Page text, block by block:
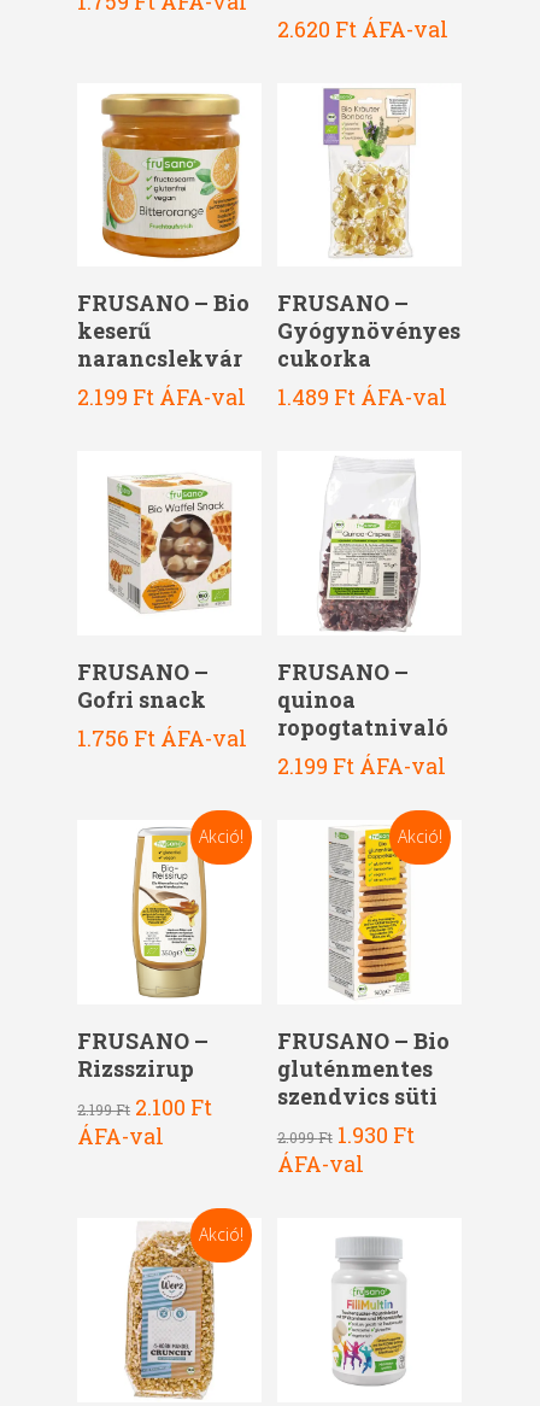
2.620 Ft ÁFA-val
Kosárba Teszem
FRUSANO – Bio
keserű
narancslekvár
2.199 Ft ÁFA-val
Kosárba Teszem
FRUSANO –
Gyógynövényes
cukorka
1.489 Ft ÁFA-val
Kosárba Teszem
FRUSANO –
Gofri snack
1.756 Ft ÁFA-val
Kosárba Teszem
FRUSANO –
quinoa
ropogtatnivaló
2.199 Ft ÁFA-val
Akció!
Kosárba Teszem
FRUSANO –
Rizsszirup
2.199Ft Original
price
2.100 FtCurrent
ÁFA-val
Akció!
Kosárba Teszem
FRUSANO – Bio
gluténmentes
szendvics süti
2.099Ft Original
price
1.930 FtCurrent
ÁFA-val
Akció!